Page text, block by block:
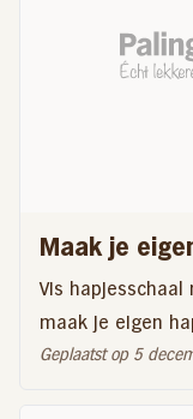
Maak je
Vis hapjesschaal
maak je eigen
Geplaatst op 5